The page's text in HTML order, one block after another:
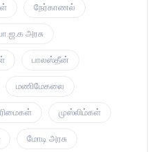
நேர்காணல்
அரசு
பாலஸ்தீன்
மணிமேகலை
முஸ்லிம்கள்
மோடி அரசு